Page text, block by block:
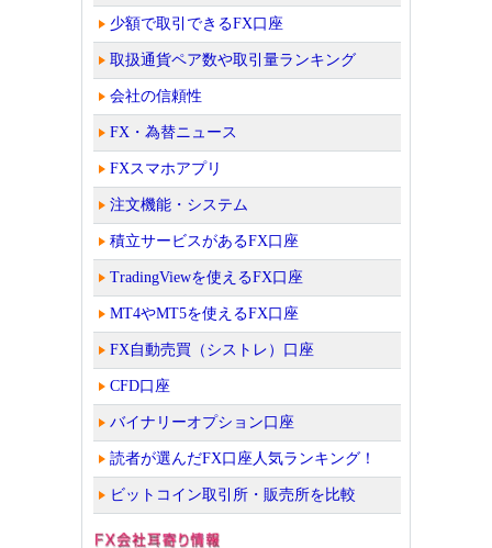
少額で取引できるFX口座
取扱通貨ペア数や取引量ランキング
会社の信頼性
FX・為替ニュース
FXスマホアプリ
注文機能・システム
積立サービスがあるFX口座
TradingViewを使えるFX口座
MT4やMT5を使えるFX口座
FX自動売買（シストレ）口座
CFD口座
バイナリーオプション口座
読者が選んだFX口座人気ランキング！
ビットコイン取引所・販売所を比較